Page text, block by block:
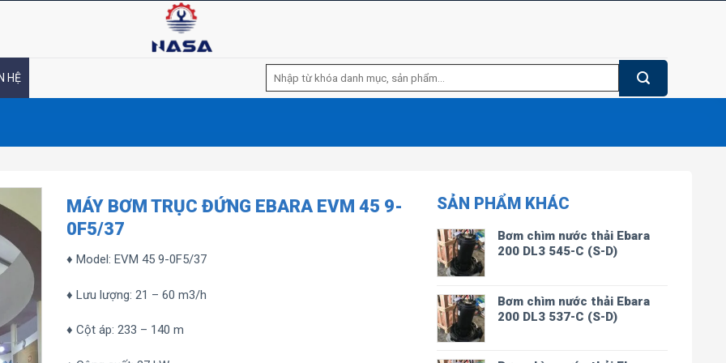
HỆ
kiếm:
SẢN PHẨM KHÁC
Bơm chìm nước thải Ebara
200 DL3 545-C (S-D)
Bơm chìm nước thải Ebara
200 DL3 537-C (S-D)
MÁY BƠM TRỤC ĐỨNG EBARA EVM 45 9-
0F5/37
♦ Model: EVM 45 9-0F5/37
♦ Lưu lượng: 21 – 60 m3/h
♦ Cột áp: 233 – 140 m